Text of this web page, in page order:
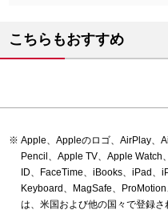
こちらもおすすめ
Apple、Appleのロゴ、AirPlay、
Pencil、Apple TV、Apple
ID、FaceTime、iBooks、iPad
Keyboard、MagSafe、
は、米国および他の国々で登録